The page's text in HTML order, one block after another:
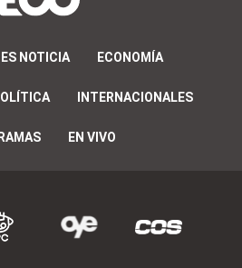
ES NOTICIA ECONOMÍA
INTERNACIONALES
EN VIVO